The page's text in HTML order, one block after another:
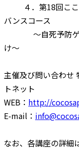
４．第18回ここ
バンスコース
～自死予防ゲー
け～
主催及び問い合わせ
トネット
WEB： http://
E-mail：
なお、各講座の詳細